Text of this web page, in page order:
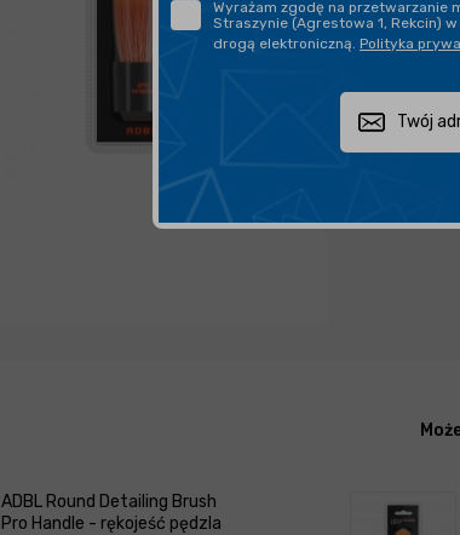
ADBL Round Detailing Brush
Pro Handle - rękojeść pędzla
Wyrażam zgodę na przetwarzanie
Straszynie (Agrestowa 1, Rekcin)
drogą elektroniczną. Polityka